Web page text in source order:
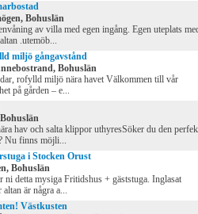
Bohuslän
av villa med egen ingång. Egen uteplats
.utemöb...
miljö gångavstånd
Bohuslän
rofylld miljö nära havet Välkommen till vår
på gården – e...
hav och salta klippor uthyresSöker du den
Nu finns möjli...
i Stocken Orust
Bohuslän
ni detta mysiga Fritidshus + gäststuga. Inglasat
är några a...
Västkusten